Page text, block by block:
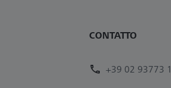
CONTATTO
+39 02 93773 1